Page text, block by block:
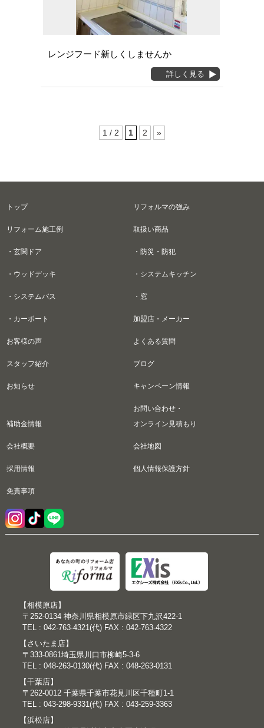
レンジフード新しくしませんか
詳しく見る
1 / 2 1 2 »
トップ リフォルマの強み
リフォーム施工例 取扱い商品
・玄関ドア ・防災・防犯
・ウッドデッキ ・システムキッチン
・システムバス ・窓
・カーポート 加盟店・メーカー
お客様の声 よくある質問
スタッフ紹介 ブログ
お知らせ キャンペーン情報
補助金情報
お問い合わせ・
オンライン見積もり
会社概要 会社地図
採用情報 個人情報保護方針
免責事項
【相模原店】
〒252-0134 神奈川県相模原市緑区下九沢422-1
TEL : 042-763-4321(代) FAX : 042-763-4322
【さいたま店】
〒333-0861埼玉県川口市柳崎5-3-6
TEL : 048-263-0130(代) FAX : 048-263-0131
【千葉店】
〒262-0012 千葉県千葉市花見川区千種町1-1
TEL : 043-298-9331(代) FAX : 043-259-3363
【浜松店】